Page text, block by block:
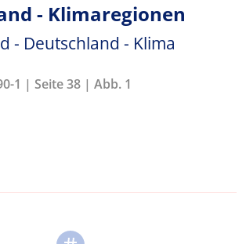
- Klimaregionen
- Deutschland - Klima
1 | Seite 38 | Abb. 1